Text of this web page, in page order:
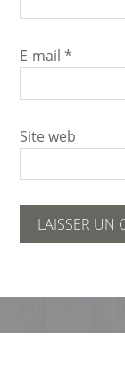
E-mail*
Site web